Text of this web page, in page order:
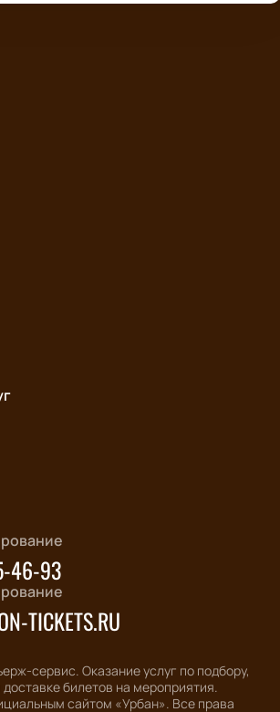
46-93
TICKETS.RU
сервис. Оказание услуг по подбору,
билетов на мероприятия.
сайтом «Урбан». Все права